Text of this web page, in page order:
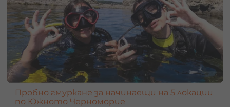
Пробно гмуркане за начинаещи на 5 локации
по Южното Черноморие